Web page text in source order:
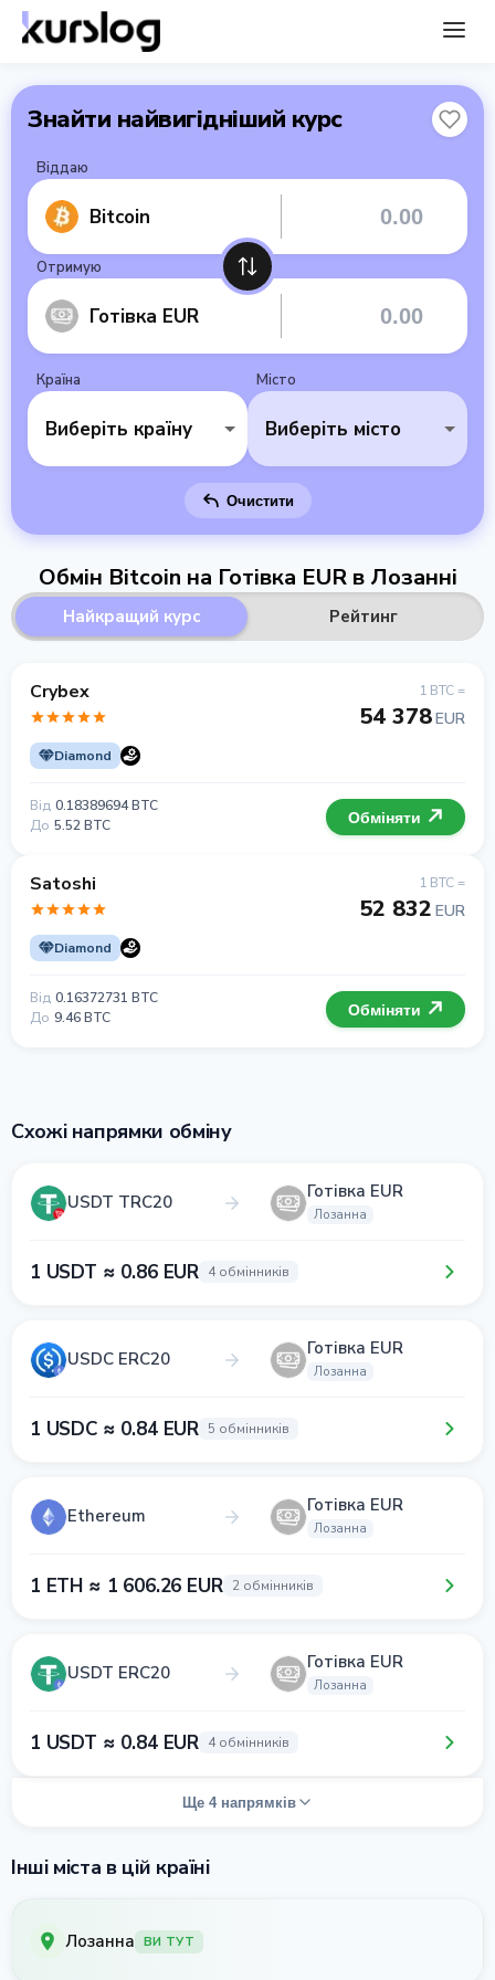
Знайти найвигідніший курс
Віддаю
Bitcoin
Отримую
Готівка EUR
Країна
Виберіть країну
Місто
Виберіть місто
Очистити
Обмін Bitcoin на Готівка EUR в Лозанні
Найкращий курс Рейтинг
Crybex
Diamond
1 BTC =
54 378EUR
Від 0.18389694 BTC
До 5.52 BTC Обміняти
Satoshi
Diamond
1 BTC =
52 832 EUR
Від 0.16372731 BTC
До 9.46 BTC Обміняти
Схожі напрямки обміну
USDT TRC20 Готівка EUR
Лозанна
1 USDT ≈ 0.86 EUR 4 обмінників
USDC ERC20 Готівка EUR
Лозанна
1 USDC ≈ 0.84 EUR 5 обмінників
Ethereum Готівка EUR
Лозанна
1 ETH ≈ 1 606.26 EUR 2 обмінників
USDT ERC20 Готівка EUR
Лозанна
1 USDT ≈ 0.84 EUR 4 обмінників
Ще 4 напрямків
Інші міста в цій країні
Лозанна ВИ ТУТ